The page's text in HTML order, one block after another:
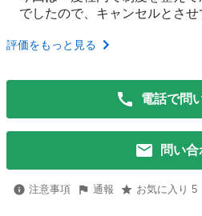
でしたので、キャンセルとさせ
評価をもっと見る
電話で問
問い合
注意事項 通報 お気に入り 5